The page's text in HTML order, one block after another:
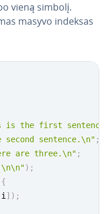
vieną simbolį.
masyvo indeksas
is the first
sentence.\n" ;
are three.\n" ;
) ;
{
i ] ) ;